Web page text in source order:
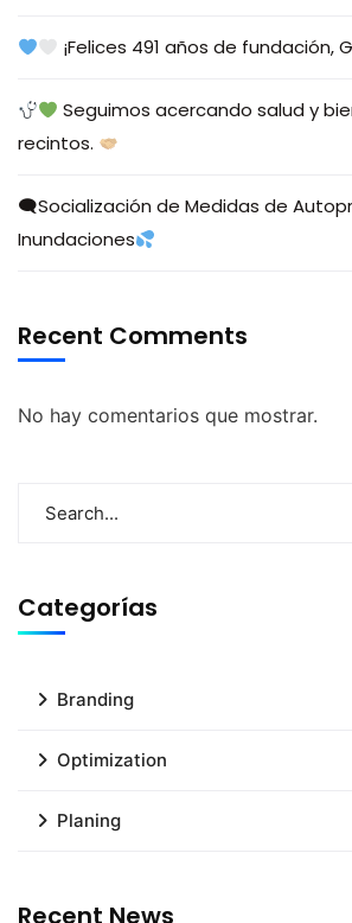
¡Felices 491 años de fundación,
Seguimos acercando salud y
recintos.
🗨Socialización de Medidas de
Inundaciones
Recent Comments
No hay comentarios que mostrar.
Categorías
Branding
Optimization
Planing
Recent News